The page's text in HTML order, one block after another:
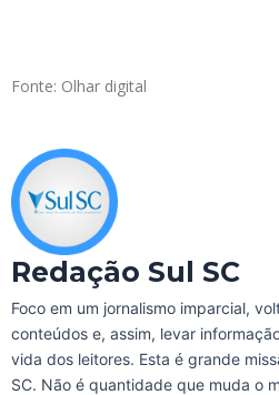
Fonte: Olhar digital
Redação Sul SC
Foco em um jornalismo imparcial,
conteúdos e, assim, levar
vida dos leitores. Esta é grande
SC. Não é quantidade que muda o